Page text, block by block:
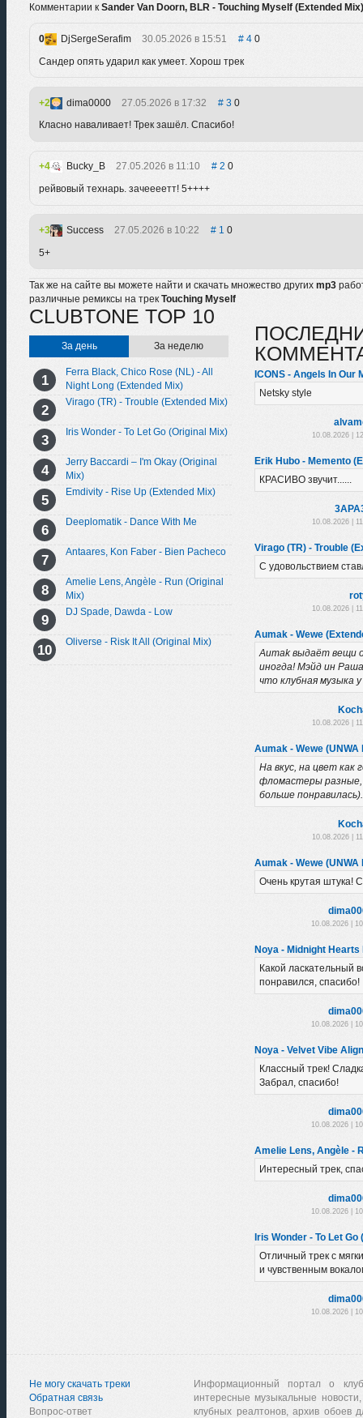
Комментарии к Sander Van Doorn, BLR - Touching Myself (Extended Mix)
0 DjSergeSerafim 30.05.2026 в 15:51 40
Сандер опять ударил как умеет. Хорош трек
2 dima0000 27.05.2026 в 17:32 3 0
Класно наваливает! Трек зашёл. Спасибо!
4 Bucky_B 27.05.2026 в 11:10 2 0
рейвовый технарь. зачеееетт! 5++++
3 Success 27.05.2026 в 10:22 1 0
5+
Так же на сайте вы можете найти и скачать множество других mp3
различные ремиксы на трек Touching Myself
CLUBTONE TOP 10
За день За неделю
Ferra Black, Chico Rose (NL) - All
Night Long (Extended Mix)
Virago (TR) - Trouble (Extended Mix)
Iris Wonder - To Let Go (Original Mix)
Jerry Baccardi – I'm Okay (Original
Mix)
Emdivity - Rise Up (Extended Mix)
Deeplomatik - Dance With Me
Antaares, Kon Faber - Bien Pacheco
Amelie Lens, Angèle - Run (Original
Mix)
DJ Spade, Dawda - Low
Oliverse - Risk It All (Original Mix)
ICONS - Angels In Our
Netsky style
10.08.2026 |
Erik Hubo - Memento
КРАСИВО звучит......
10.08.2026 |
Virago (TR) - Trouble
С удовольствием
10.08.2026 |
Aumak - Wewe
Aumak выдаёт вещи
иногда! Мэйд ин
что клубная музыка
10.08.2026 |
Aumak - Wewe
На вкус, на цвет как
фломастеры разные,
больше понравилась).
10.08.2026 |
Aumak - Wewe
Очень крутая штука!
10.08.2026 |
Noya - Midnight
Какой ласкательный
понравился, спасибо!
10.08.2026 |
Noya - Velvet Vibe
Классный трек!
Забрал, спасибо!
10.08.2026 |
Amelie Lens, Angèle -
Интересный трек,
10.08.2026 |
Iris Wonder - To Let Go
Отличный трек с
и чувственным
10.08.2026 |
Не могу скачать треки
Обратная связь
Вопрос-ответ
Информационный портал о
интересные музыкальные
клубных реалтонов, архив обоев